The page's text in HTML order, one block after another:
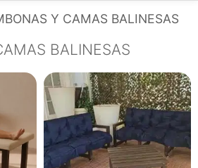
Y CAMAS BALINESAS
BALINESAS